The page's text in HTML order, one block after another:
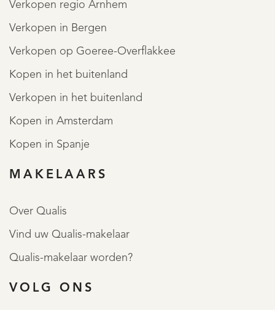
Verkopen regio Arnhem
Verkopen in Bergen
Verkopen op Goeree-Overflakkee
Kopen in het buitenland
Verkopen in het buitenland
Kopen in Amsterdam
Kopen in Spanje
MAKELAARS
Over Qualis
Vind uw Qualis-makelaar
Qualis-makelaar worden?
VOLG ONS